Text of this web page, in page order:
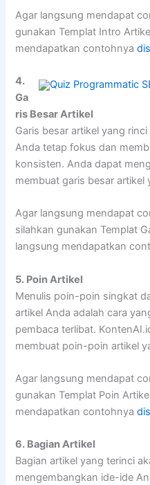
Agar langsung mendapat
gunakan Templat Intro
mendapatkan contohnya
4.
Ga
ris Besar Artikel
Garis besar artikel yang
Anda tetap fokus dan
konsisten. Anda dapat
membuat garis besar artikel
Agar langsung mendapat
silahkan gunakan Templat
langsung mendapatkan
5. Poin Artikel
Menulis poin-poin singkat
artikel Anda adalah cara
pembaca terlibat.
membuat poin-poin artikel
Agar langsung mendapat
gunakan Templat Poin
mendapatkan contohnya
6. Bagian Artikel
Bagian artikel yang terinci
mengembangkan ide-ide